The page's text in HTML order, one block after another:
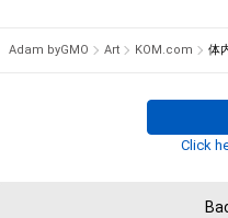
アイテムの保有者が有する
せん。)を行うことはできま
・本アイテムに関する創作
Adam byGMO Art KOM.com 体
Click